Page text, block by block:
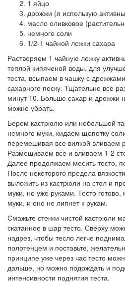
1 яйцо
дрожжи (я использую
масло оливковое
немного соли
1/2-1 чайной ложки сахара
Растворяем 1 чайную ложку
теплой кипяченой воды, для
теста, всыпаем в чашку с
сахарного песку. Тщательно все
минут 10. Больше сахар и дрожжи
можно убрать.
Берем кастрюлю или небольшой
немного муки, кидаем щепотку
перемешивая все вилкой вливаем
Размешиваем все и вливаем 1-2
Далее продолжаем месить тесто,
После некоторого предела
выложить из кастрюли на стол и
муки, но уже руками. Тесто готово,
муки, и оно не липнет к рукам.
Смажьте стенки чистой кастрюли
скатанное в шар тесто. Сверху
надрез, чтобы тесло легче
полотенцем и поставьте,
принципе уже через час тесто
дальше, но можно подождать и
интенсивности поднятия теста.